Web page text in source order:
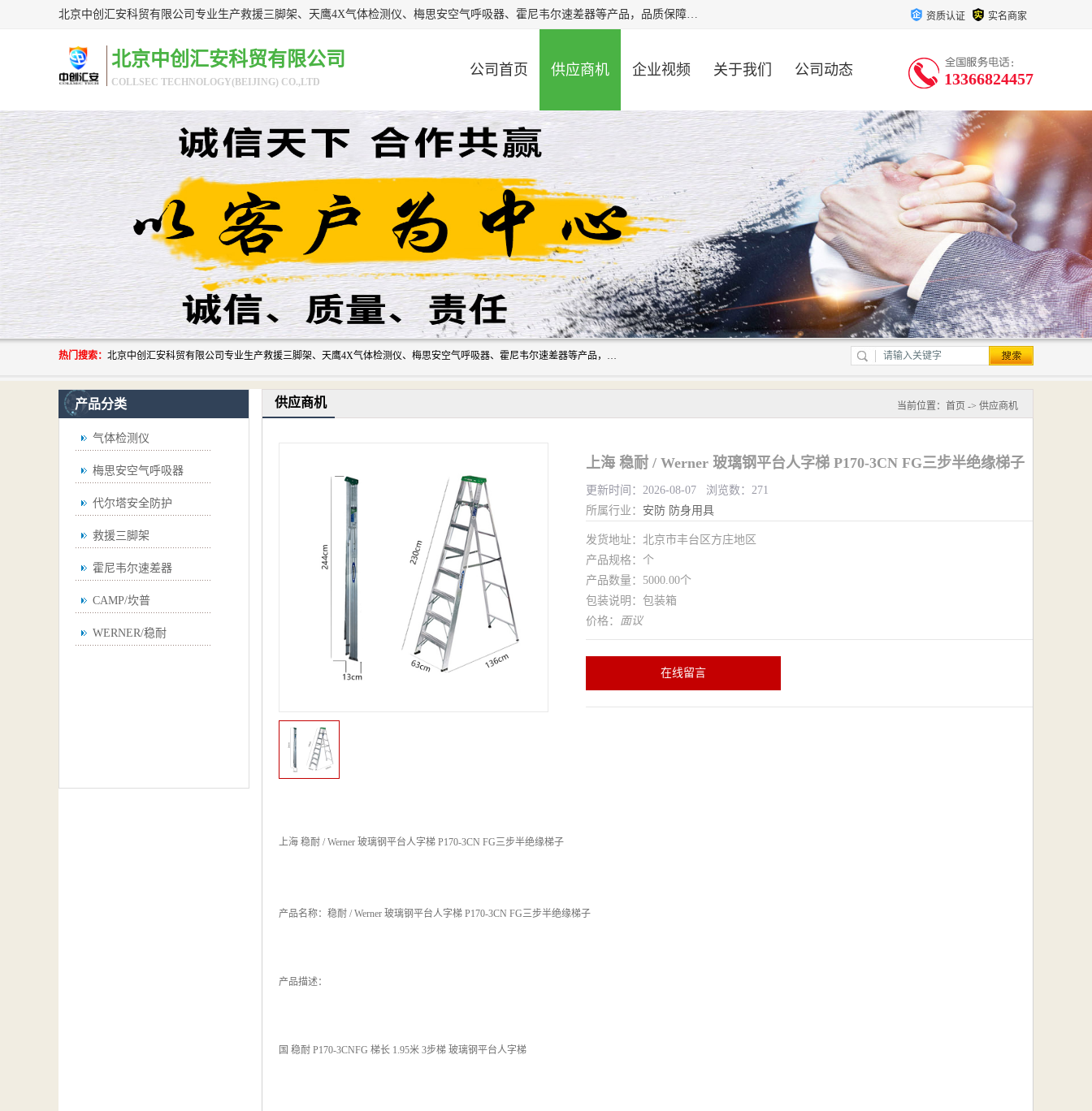
北京中创汇安科贸有限公司专业生产救援三脚架、天鹰4X气体检测仪、梅思安空气呼吸器、霍尼韦尔速差器等产品，品质保障，价格合理，欢迎在线致电咨询。 资质认证 实名商家
北京中创汇安科贸有限公司
COLLSEC TECHNOLOGY(BEIJING) CO.,LTD
公司首页 供应商机 企业视频 关于我们 公司动态 13366824457
热门搜索： 北京中创汇安科贸有限公司专业生产救援三脚架、天鹰4X气体检测仪、梅思安空气呼吸器、霍尼韦尔速差器等产品，品质保障，价格合理，欢迎在线致电咨询。
产品分类
气体检测仪
梅思安空气呼吸器
代尔塔安全防护
救援三脚架
霍尼韦尔速差器
CAMP/坎普
WERNER/稳耐
供应商机 当前位置： 首页 -> 供应商机
上海 稳耐 / Werner 玻璃钢平台人字梯 P170-3CN FG三步半绝缘梯子
更新时间：2026-08-07 浏览数：271
所属行业： 安防 防身用具
发货地址：北京市丰台区方庄地区
产品规格：个
产品数量：5000.00个
包装说明：包装箱
价格： 面议
在线留言
上海 稳耐 / Werner 玻璃钢平台人字梯 P170-3CN FG三步半绝缘梯子
产品名称：稳耐 / Werner 玻璃钢平台人字梯 P170-3CN FG三步半绝缘梯子
产品描述：
国 稳耐 P170-3CNFG 梯长 1.95米 3步梯 玻璃钢平台人字梯